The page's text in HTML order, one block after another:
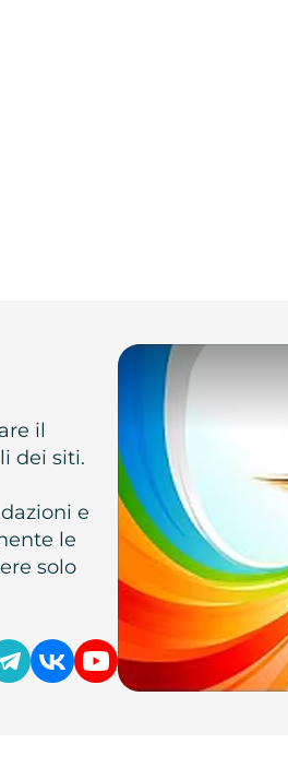
il
dei siti.
e
le
solo